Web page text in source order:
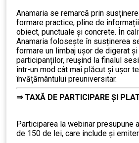
Anamaria se remarcă prin
formare practice, pline de
obiect, punctuale și concrete. În
Anamaria folosește în susținerea
formare un limbaj ușor de digerat
participanților, reușind la finalul
într-un mod cât mai plăcut și ușor
învățământului preuniversitar.
⇒TAXĂ DE PARTICIPARE ȘI
Participarea la webinar presupune
de 150 de lei, care include şi